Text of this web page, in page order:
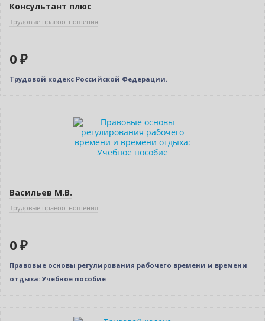
Консультант плюс
Трудовые правоотношения
0 ₽
Трудовой кодекс Российской Федерации.
Васильев М.В.
Трудовые правоотношения
0 ₽
Правовые основы регулирования рабочего времени и времени
отдыха: Учебное пособие